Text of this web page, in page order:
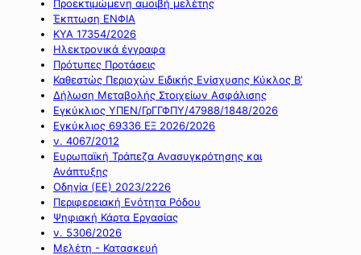
Προεκτιμώμενη αμοιβή μελέτης
Έκπτωση ΕΝΦΙΑ
ΚΥΑ 17354/2026
Ηλεκτρονικά έγγραφα
Πρότυπες Προτάσεις
Καθεστώς Περιοχών Ειδικής Ενίσχυσης Κύκλος Β’
Δήλωση Μεταβολής Στοιχείων Ασφάλισης
Εγκύκλιος ΥΠΕΝ/ΓρΓΓΦΠΥ/47988/1848/2026
Εγκύκλιος 69336 ΕΞ 2026/2026
ν. 4067/2012
Ευρωπαϊκή Τράπεζα Ανασυγκρότησης και
Ανάπτυξης
Οδηγία (ΕΕ) 2023/2226
Περιφερειακή Ενότητα Ρόδου
Ψηφιακή Κάρτα Εργασίας
ν. 5306/2026
Μελέτη - Κατασκευή